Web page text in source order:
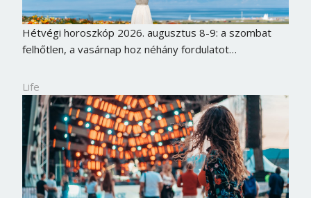
Hétvégi horoszkóp 2026. augusztus 8-9: a szombat
felhőtlen, a vasárnap hoz néhány fordulatot…
Life
Jelszó